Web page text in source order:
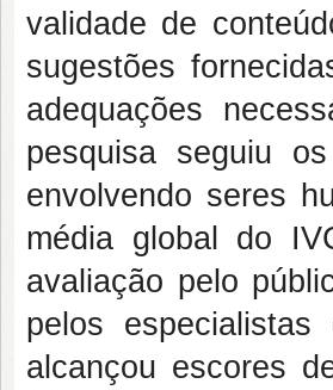
validade de
sugestões
adequações
pesquisa seguiu
envolvendo seres
média global do
avaliação pelo
pelos
alcançou escores